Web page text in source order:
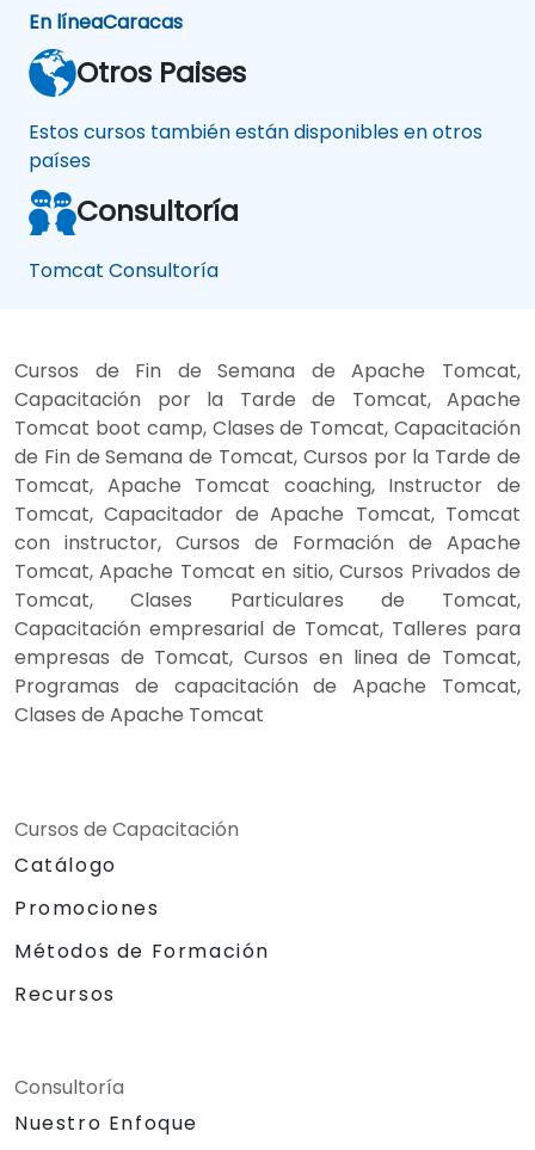
En líneaCaracas
Otros Paises
Estos cursos también están disponibles en otros
países
Consultoría
Tomcat Consultoría
Cursos de Fin de Semana de Apache Tomcat,
Capacitación por la Tarde de Tomcat, Apache
Tomcat boot camp, Clases de Tomcat, Capacitación
de Fin de Semana de Tomcat, Cursos por la Tarde de
Tomcat, Apache Tomcat coaching, Instructor de
Tomcat, Capacitador de Apache Tomcat, Tomcat
con instructor, Cursos de Formación de Apache
Tomcat, Apache Tomcat en sitio, Cursos Privados de
Tomcat, Clases Particulares de Tomcat,
Capacitación empresarial de Tomcat, Talleres para
empresas de Tomcat, Cursos en linea de Tomcat,
Programas de capacitación de Apache Tomcat,
Clases de Apache Tomcat
Cursos de Capacitación
Catálogo
Promociones
Métodos de Formación
Recursos
Consultoría
Nuestro Enfoque